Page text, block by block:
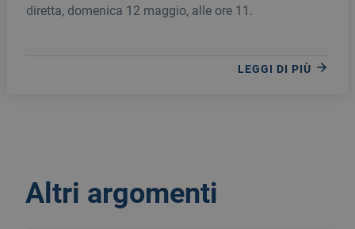
diretta, domenica 12 maggio, alle ore 11.
LEGGI DI PIÙ
Altri argomenti